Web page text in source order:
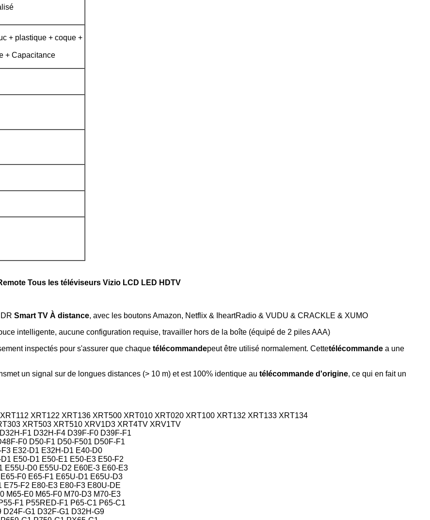
+ plastique + coque +
+ Capacitance
Tous les téléviseurs Vizio LCD LED HDTV
Smart TV À distance, avec les boutons Amazon, Netflix & IheartRadio & VUDU & CRACKLE & XUMO
intelligente, aucune configuration requise, travailler hors de la boîte (équipé de 2 piles AAA)
inspectés pour s'assurer que chaque télécommandepeut être utilisé normalement. Cettetélécommande a une
un signal sur de longues distances (> 10 m) et est 100% identique au télécommande d'origine, ce qui en fait un
XRT122 XRT136 XRT500 XRT010 XRT020 XRT100 XRT132 XRT133 XRT134
XRT503 XRT510 XRV1D3 XRT4TV XRV1TV
F1 D32H-F4 D39F-F0 D39F-F1
F0 D50-F1 D50-F501 D50F-F1
E32-D1 E32H-D1 E40-D0
E50-D1 E50-E1 E50-E3 E50-F2
E55U-D0 E55U-D2 E60E-3 E60-E3
F0 E65-F1 E65U-D1 E65U-D3
E75-F2 E80-E3 E80-F3 E80U-DE
M65-E0 M65-F0 M70-D3 M70-E3
F1 P55RED-F1 P65-C1 P65-C1
D24F-G1 D32F-G1 D32H-G9